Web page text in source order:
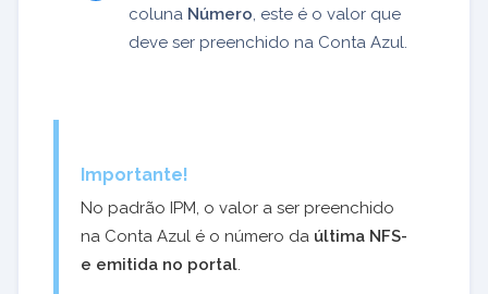
coluna Número, este é o valor que
deve ser preenchido na Conta Azul.
Importante!
No padrão IPM, o valor a ser preenchido
na Conta Azul é o número da última NFS-
e emitida no portal